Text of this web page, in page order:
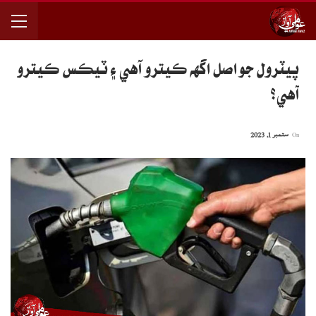
پيٽرول جو اصل اگهه ڪيترو آهي ۽ ٽيڪس ڪيترو
آهي؟